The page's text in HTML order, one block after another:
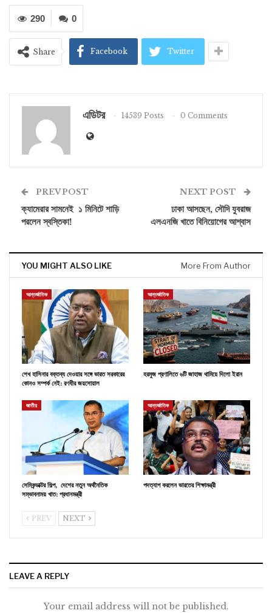
0
290
Share Facebook Twitter
এডিটর 14539 Posts 0 Comments
PREV POST
ক্যামেরার সামনেই ১ মিনিটে শাড়ি
পরলেন স্বস্তিকা!
NEXT POST
ঢাকা আসছেন, সৌদি যুবরাজ
এলএনজি খাতে বিনিয়োগের আশ্বাস
YOU MIGHT ALSO LIKE More From Author
আন্তর্জাতিক
শেখ হাসিনার বক্তব্য দেওয়ার সঙ্গে ভারত সরকারের
কোনও সম্পর্ক নেই: রণধীর জয়সোয়াল
আন্তর্জাতিক
হরমুজ প্রণালিতে ৬টি জাহাজ থামিয়ে দিলো ইরান
জাতীয়
সেমিকন্ডাক্টর শিল্প, দেশের নতুন অর্থনৈতিক
সম্ভাবনাময় খাত: প্রধানমন্ত্রী
আন্তর্জাতিক
পদত্যাগ করলেন ভারতের শিক্ষামন্ত্রী
PREV NEXT
LEAVE A REPLY
Your email address will not be published.